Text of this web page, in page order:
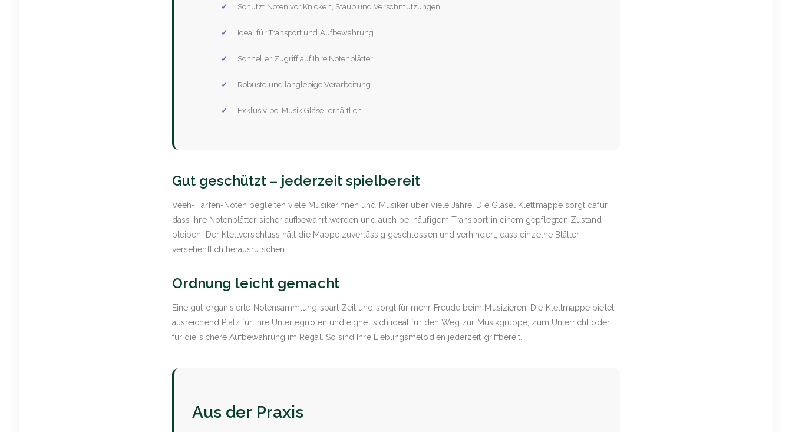
Schützt Noten vor Knicken, Staub und Verschmutzungen
Ideal für Transport und Aufbewahrung
Schneller Zugriff auf Ihre Notenblätter
Robuste und langlebige Verarbeitung
Exklusiv bei Musik Gläsel erhältlich
Gut geschützt – jederzeit spielbereit
Veeh-Harfen-Noten begleiten viele Musikerinnen und Musiker über viele Jahre. Die Gläsel Klettmappe sorgt dafür,
dass Ihre Notenblätter sicher aufbewahrt werden und auch bei häufigem Transport in einem gepflegten Zustand
bleiben. Der Klettverschluss hält die Mappe zuverlässig geschlossen und verhindert, dass einzelne Blätter
versehentlich herausrutschen.
Ordnung leicht gemacht
Eine gut organisierte Notensammlung spart Zeit und sorgt für mehr Freude beim Musizieren. Die Klettmappe bietet
ausreichend Platz für Ihre Unterlegnoten und eignet sich ideal für den Weg zur Musikgruppe, zum Unterricht oder
für die sichere Aufbewahrung im Regal. So sind Ihre Lieblingsmelodien jederzeit griffbereit.
Aus der Praxis